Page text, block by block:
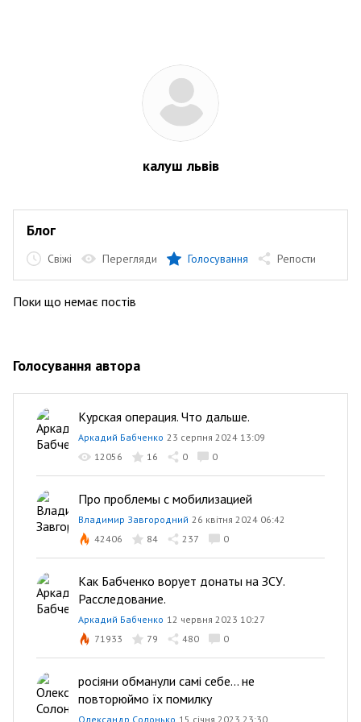
калуш львів
Блог
Свіжі Перегляди Голосування Репости
Поки що немає постів
Голосування автора
Курская операция. Что дальше.
Аркадий Бабченко 23 серпня 2024 13:09
12056
16 0 0
Про проблемы с мобилизацией
Владимир Завгородний 26 квітня 2024 06:42
42406
84 237 0
Как Бабченко ворует донаты на ЗСУ.
Расследование.
Аркадий Бабченко 12 червня 2023 10:27
71933
79 480 0
росіяни обманули самі себе… не
повторюймо їх помилку
Олександр Солонько 15 січня 2023 23:30